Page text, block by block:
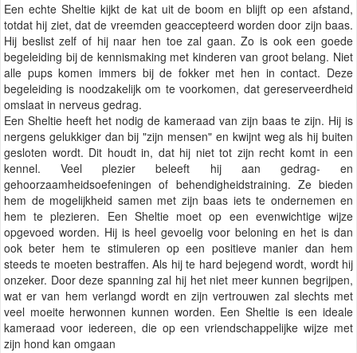
Een echte Sheltie kijkt de kat uit de boom en blijft op een afstand,
totdat hij ziet, dat de vreemden geaccepteerd worden door zijn baas.
Hij beslist zelf of hij naar hen toe zal gaan. Zo is ook een goede
begeleiding bij de kennismaking met kinderen van groot belang. Niet
alle pups komen immers bij de fokker met hen in contact. Deze
begeleiding is noodzakelijk om te voorkomen, dat gereserveerdheid
omslaat in nerveus gedrag.
Een Sheltie heeft het nodig de kameraad van zijn baas te zijn. Hij is
nergens gelukkiger dan bij "zijn mensen" en kwijnt weg als hij buiten
gesloten wordt. Dit houdt in, dat hij niet tot zijn recht komt in een
kennel. Veel plezier beleeft hij aan gedrag- en
gehoorzaamheidsoefeningen of behendigheidstraining. Ze bieden
hem de mogelijkheid samen met zijn baas iets te ondernemen en
hem te plezieren. Een Sheltie moet op een evenwichtige wijze
opgevoed worden. Hij is heel gevoelig voor beloning en het is dan
ook beter hem te stimuleren op een positieve manier dan hem
steeds te moeten bestraffen. Als hij te hard bejegend wordt, wordt hij
onzeker. Door deze spanning zal hij het niet meer kunnen begrijpen,
wat er van hem verlangd wordt en zijn vertrouwen zal slechts met
veel moeite herwonnen kunnen worden. Een Sheltie is een ideale
kameraad voor iedereen, die op een vriendschappelijke wijze met
zijn hond kan omgaan